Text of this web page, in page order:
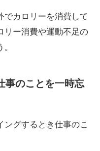
でカロリーを消費して
リー消費や運動不足の
事のことを一時忘
ングするとき仕事のこ